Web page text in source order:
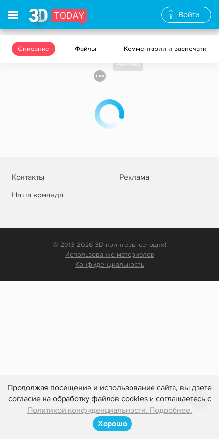
Продолжая посещение и использование сайта, вы даете
согласие на обработку файлов cookies и соглашаетесь с
Политикой конфиденциальности. Подробнее.
Хорошо
Войти
Описание Файлы Комментарии и распечатки
Реклама
Контакты
Реклама
Наша команда
© 2013-2026 3D-принтеры сегодня!
Использование материалов
Конфиденциальность